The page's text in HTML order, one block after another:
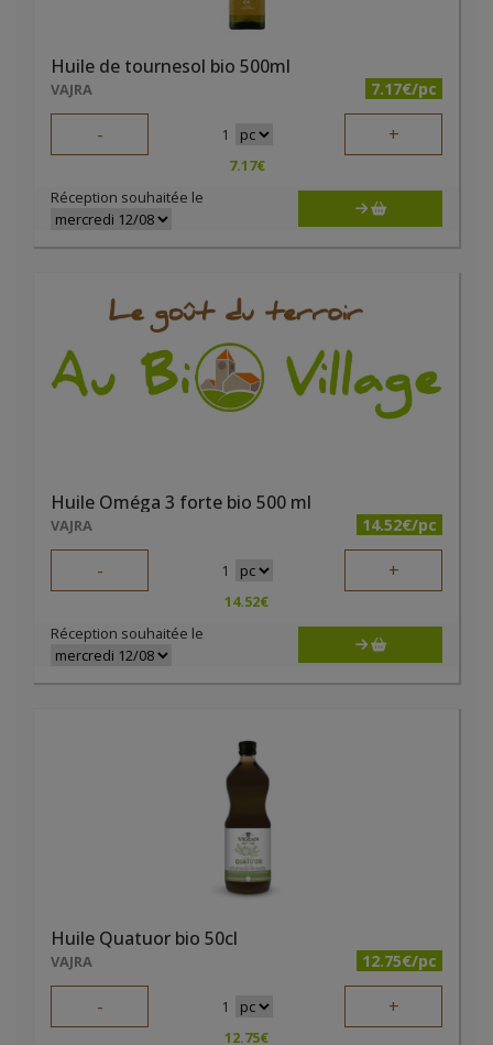
Huile de tournesol bio 500ml
VAJRA 7.17€/pc
- 1 +
7.17€
Réception souhaitée le
Huile Oméga 3 forte bio 500 ml
VAJRA 14.52€/pc
- 1 +
14.52€
Réception souhaitée le
Huile Quatuor bio 50cl
VAJRA 12.75€/pc
- 1 +
12.75€